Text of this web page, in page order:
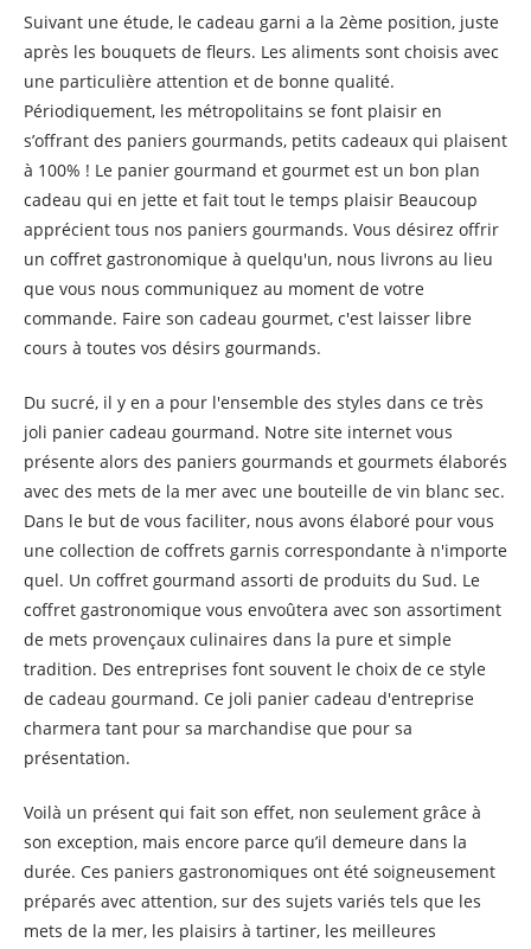
Suivant une étude, le cadeau garni a la 2ème position, juste
après les bouquets de fleurs. Les aliments sont choisis avec
une particulière attention et de bonne qualité.
Périodiquement, les métropolitains se font plaisir en
s’offrant des paniers gourmands, petits cadeaux qui plaisent
à 100% ! Le panier gourmand et gourmet est un bon plan
cadeau qui en jette et fait tout le temps plaisir Beaucoup
apprécient tous nos paniers gourmands. Vous désirez offrir
un coffret gastronomique à quelqu'un, nous livrons au lieu
que vous nous communiquez au moment de votre
commande. Faire son cadeau gourmet, c'est laisser libre
cours à toutes vos désirs gourmands.
Du sucré, il y en a pour l'ensemble des styles dans ce très
joli panier cadeau gourmand. Notre site internet vous
présente alors des paniers gourmands et gourmets élaborés
avec des mets de la mer avec une bouteille de vin blanc sec.
Dans le but de vous faciliter, nous avons élaboré pour vous
une collection de coffrets garnis correspondante à n'importe
quel. Un coffret gourmand assorti de produits du Sud. Le
coffret gastronomique vous envoûtera avec son assortiment
de mets provençaux culinaires dans la pure et simple
tradition. Des entreprises font souvent le choix de ce style
de cadeau gourmand. Ce joli panier cadeau d'entreprise
charmera tant pour sa marchandise que pour sa
présentation.
Voilà un présent qui fait son effet, non seulement grâce à
son exception, mais encore parce qu’il demeure dans la
durée. Ces paniers gastronomiques ont été soigneusement
préparés avec attention, sur des sujets variés tels que les
mets de la mer, les plaisirs à tartiner, les meilleures